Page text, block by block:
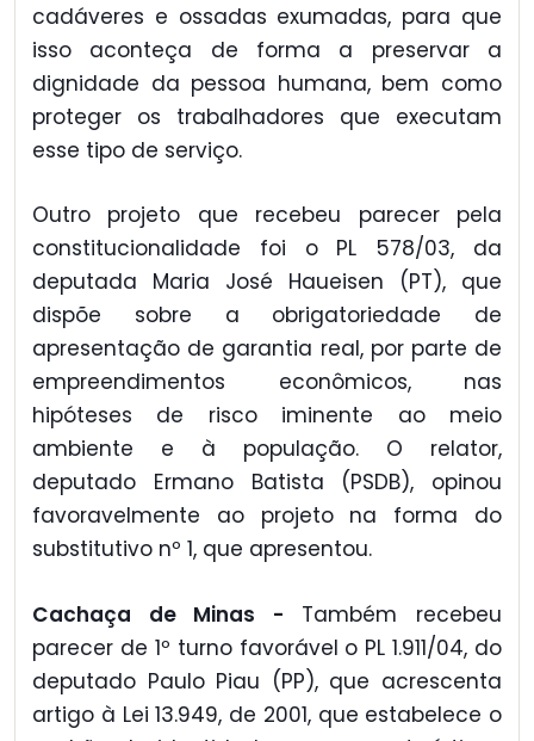
cadáveres e ossadas exumadas, para que
isso aconteça de forma a preservar a
dignidade da pessoa humana, bem como
proteger os trabalhadores que executam
esse tipo de serviço.
Outro projeto que recebeu parecer pela
constitucionalidade foi o PL 578/03, da
deputada Maria José Haueisen (PT), que
dispõe sobre a obrigatoriedade de
apresentação de garantia real, por parte de
empreendimentos econômicos, nas
hipóteses de risco iminente ao meio
ambiente e à população. O relator,
deputado Ermano Batista (PSDB), opinou
favoravelmente ao projeto na forma do
substitutivo nº 1, que apresentou.
Cachaça de Minas - Também recebeu
parecer de 1º turno favorável o PL 1.911/04, do
deputado Paulo Piau (PP), que acrescenta
artigo à Lei 13.949, de 2001, que estabelece o